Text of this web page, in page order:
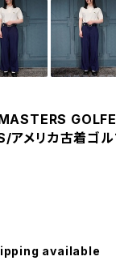
メリカ古着ゴル
available